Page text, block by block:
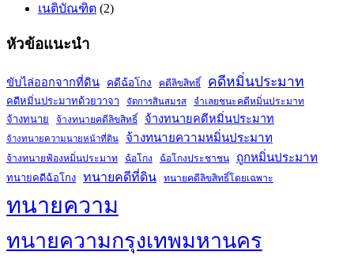
เนติบัณฑิต (2)
หัวข้อแนะนำ
ขับไล่ออกจากที่ดิน คดีฉ้อโกง คดีลิขสิทธิ์ คดีหมิ่นประมาท
คดีหมิ่นประมาทด้วยวาจา จัดการสินสมรส จำเลยชนะคดีหมิ่นประมาท
จ้างทนาย จ้างทนายคดีลิขสิทธิ์ จ้างทนายคดีหมิ่นประมาท
จ้างทนายความนายหน้าที่ดิน จ้างทนายความหมิ่นประมาท
จ้างทนายฟ้องหมิ่นประมาท ฉ้อโกง ฉ้อโกงประชาชน ถูกหมิ่นประมาท
ทนายคดีฉ้อโกง ทนายคดีที่ดิน ทนายคดีลิขสิทธิ์โดยเฉพาะ
ทนายความ
ทนายความกรุงเทพมหานคร